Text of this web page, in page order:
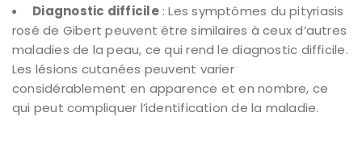
Diagnostic difficile: Les symptômes du pityriasis
rosé de Gibert peuvent être similaires à ceux d’autres
maladies de la peau, ce qui rend le diagnostic difficile.
Les lésions cutanées peuvent varier
considérablement en apparence et en nombre, ce
qui peut compliquer l’identification de la maladie.